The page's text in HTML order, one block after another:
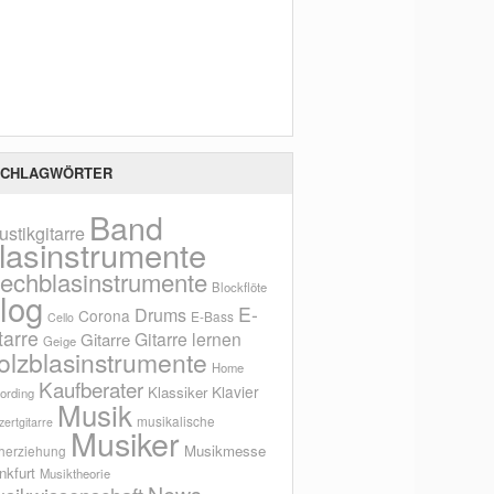
Band
Blockflöte
Cello Corona Drums E-Bass E-
Geige Gitarre Gitarre lernen
Home
Kaufberater Klassiker Klavier
Musik musikalische
Musiker Musikmesse
Musiktheorie